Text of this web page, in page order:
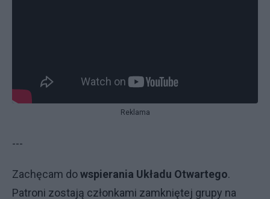
Reklama
---
Zachęcam dowspierania Układu Otwartego.
Patroni zostają członkami zamkniętej grupy na